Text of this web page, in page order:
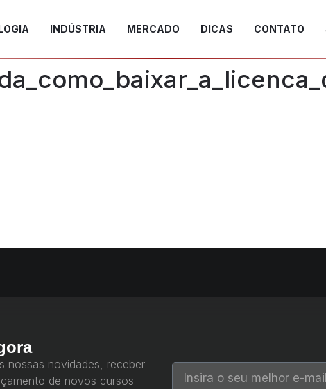
INDÚSTRIA MERCADO DICAS CONTATO
nossas novidades, receber
de novos cursos